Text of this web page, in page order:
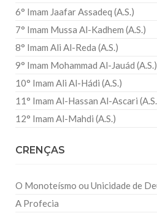
6° Imam Jaafar Assadeq (A.S.)
7° Imam Mussa Al-Kadhem (A.S.)
8° Imam Ali Al-Reda (A.S.)
9° Imam Mohammad Al-Jauád (A.S.)
10° Imam Ali Al-Hádi (A.S.)
11° Imam Al-Hassan Al-Ascari
12° Imam Al-Mahdi (A.S.)
CRENÇAS
O Monoteísmo ou Unicidade de
A Profecia